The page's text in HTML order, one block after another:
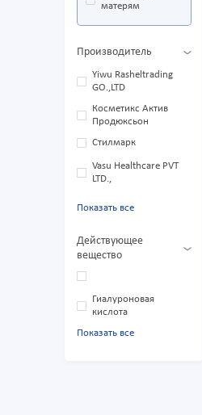
матерям
Производитель
Yiwu Rasheltrading
GO.,LTD
Косметикс Актив
Продюксьон
Стилмарк
Vasu Healthcare PVT
LTD.,
Показать все
Действующее
вещество
Гиалуроновая
кислота
Показать все